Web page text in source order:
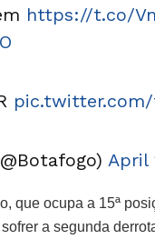
https://t.co/
pic.twitter.com/
April
que ocupa a 15ª
a segunda